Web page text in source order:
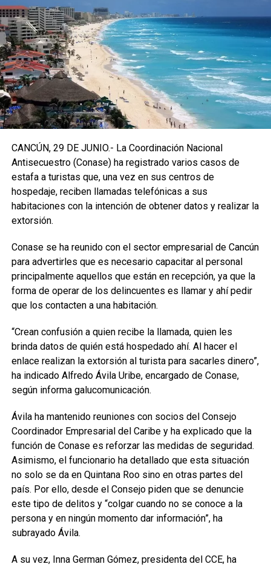
CANCÚN, 29 DE JUNIO.- La Coordinación Nacional
Antisecuestro (Conase) ha registrado varios casos de
estafa a turistas que, una vez en sus centros de
hospedaje, reciben llamadas telefónicas a sus
habitaciones con la intención de obtener datos y realizar la
extorsión.
Conase se ha reunido con el sector empresarial de Cancún
para advertirles que es necesario capacitar al personal
principalmente aquellos que están en recepción, ya que la
forma de operar de los delincuentes es llamar y ahí pedir
que los contacten a una habitación.
“Crean confusión a quien recibe la llamada, quien les
brinda datos de quién está hospedado ahí. Al hacer el
enlace realizan la extorsión al turista para sacarles dinero”,
ha indicado Alfredo Ávila Uribe, encargado de Conase,
según informa galucomunicación.
Ávila ha mantenido reuniones con socios del Consejo
Coordinador Empresarial del Caribe y ha explicado que la
función de Conase es reforzar las medidas de seguridad.
Asimismo, el funcionario ha detallado que esta situación
no solo se da en Quintana Roo sino en otras partes del
país. Por ello, desde el Consejo piden que se denuncie
este tipo de delitos y “colgar cuando no se conoce a la
persona y en ningún momento dar información”, ha
subrayado Ávila.
A su vez, Inna German Gómez, presidenta del CCE, ha